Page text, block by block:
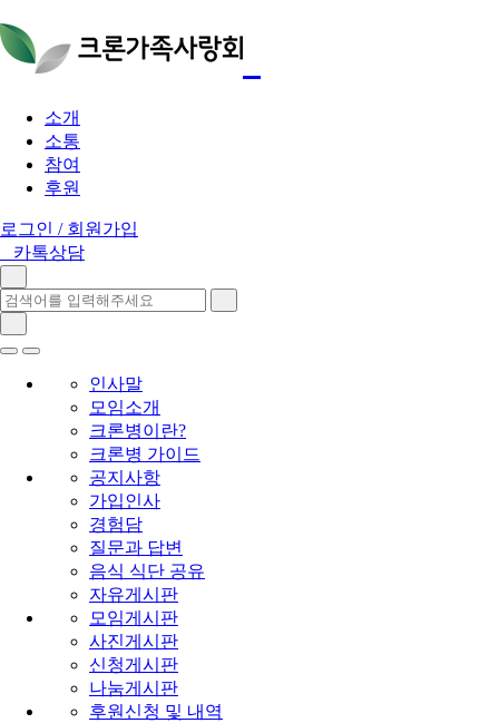
소개
소통
참여
후원
로그인 / 회원가입
카톡상담
인사말
모임소개
크론병이란?
크론병 가이드
공지사항
가입인사
경험담
질문과 답변
음식 식단 공유
자유게시판
모임게시판
사진게시판
신청게시판
나눔게시판
후원신청 및 내역